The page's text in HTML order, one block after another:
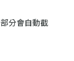
分會自動截